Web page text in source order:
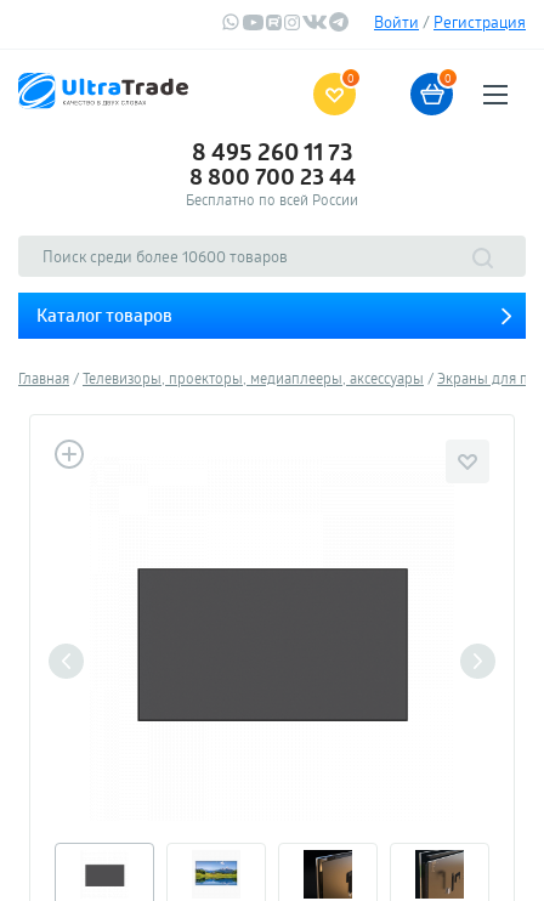
Войти / Регистрация
0 0
8 495 260 11 73
8 800 700 23 44
Бесплатно по всей России
Каталог товаров
Главная Телевизоры, проекторы, медиаплееры, аксессуары Экраны для